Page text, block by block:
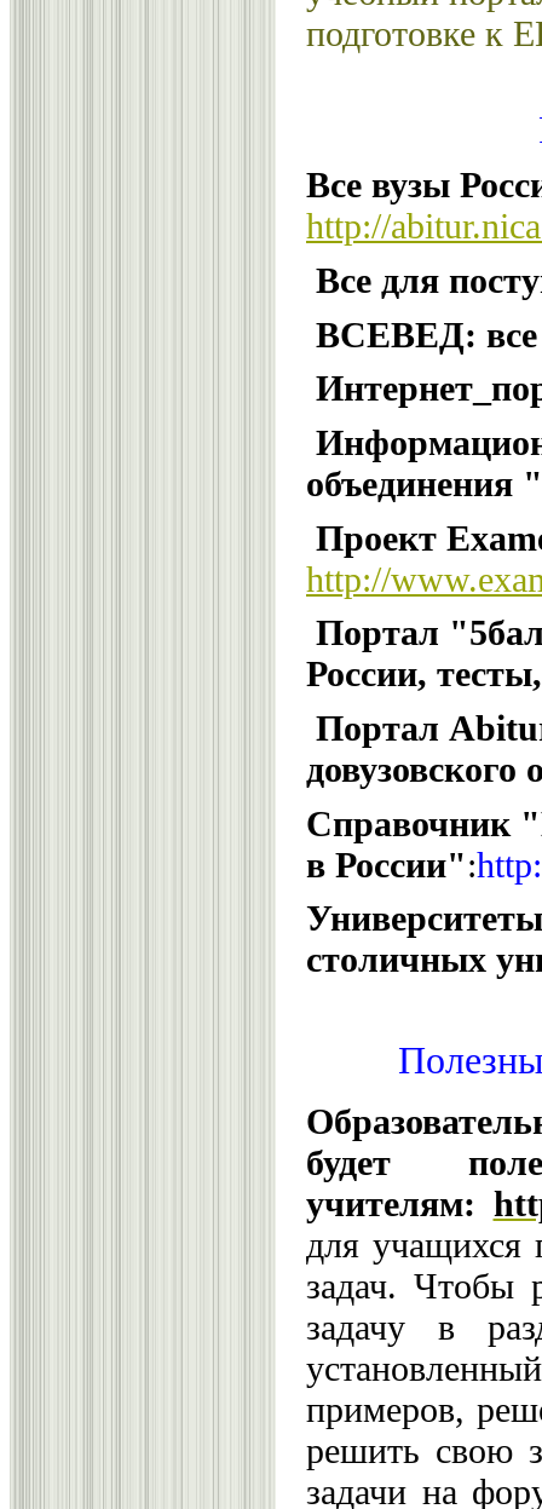
подготовке к
Все вузы
http://
Все для
ВСЕВЕД: все
Проект
http://
Портал
России,
Портал
довузовского
Справочник
в России":
столичных
будет
учителям:
для учащихся
задач. Чтобы
задачу в
примеров,
решить свою
задачи на